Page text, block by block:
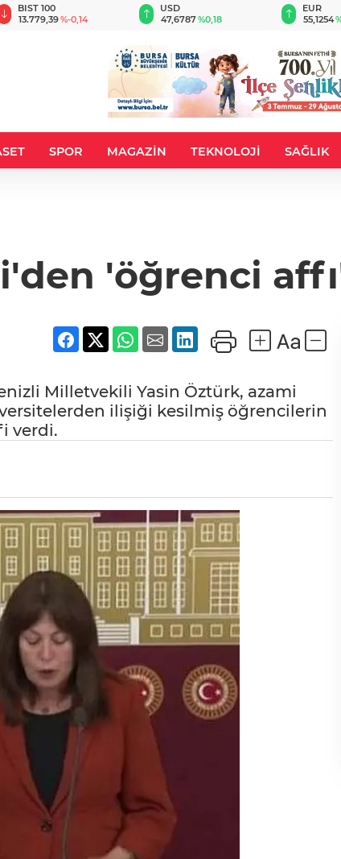
BIST 100
13.779,39%-0,14
USD
47,6787%0,18
EUR
55,1254
SPOR MAGAZİN TEKNOLOJİ SAĞLIK
'öğrenci
Milletvekili Yasin Öztürk, azami
ilişiği kesilmiş öğrencilerin
verdi.